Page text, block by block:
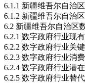
6.1.1 新疆维吾尔自治
6.1.2 新疆维吾尔自治
6.2 新疆维吾尔自治区
6.2.1 数字政府行业现
6.2.2 数字政府行业关
6.2.3 数字政府行业消
6.2.4 数字政府行业潜
6.2.5 数字政府行业替